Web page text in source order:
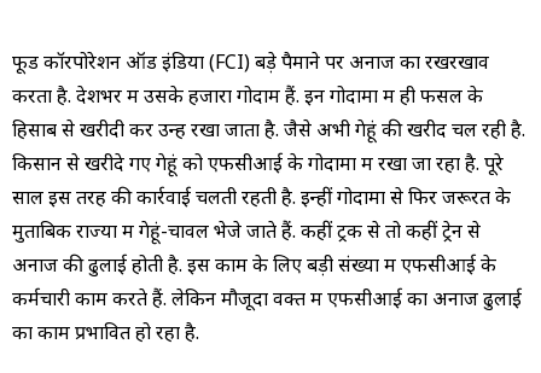
फूड कॉरपोरेशन ऑड इंडिया (FCI) बड़े पैमाने पर अनाज का रखरखाव
करता है. देशभर में उसके हजारों गोदाम हैं. इन गोदामों में ही फसल के
हिसाब से खरीदी कर उन्हें रखा जाता है. जैसे अभी गेहूं की खरीद चल रही है.
किसान से खरीदे गए गेहूं को एफसीआई के गोदामों में रखा जा रहा है. पूरे
साल इस तरह की कार्रवाई चलती रहती है. इन्हीं गोदामों से फिर जरूरत के
मुताबिक राज्यों में गेहूं-चावल भेजे जाते हैं. कहीं ट्रक से तो कहीं ट्रेन से
अनाज की ढुलाई होती है. इस काम के लिए बड़ी संख्या में एफसीआई के
कर्मचारी काम करते हैं. लेकिन मौजूदा वक्त में एफसीआई का अनाज ढुलाई
का काम प्रभावित हो रहा है.